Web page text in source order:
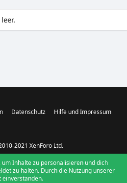
Datenschutz
Hilfe und Impressum
2021 XenForo Ltd.
Inhalte zu personalisieren und dich
zu halten. Durch die Nutzung unserer
einverstanden.